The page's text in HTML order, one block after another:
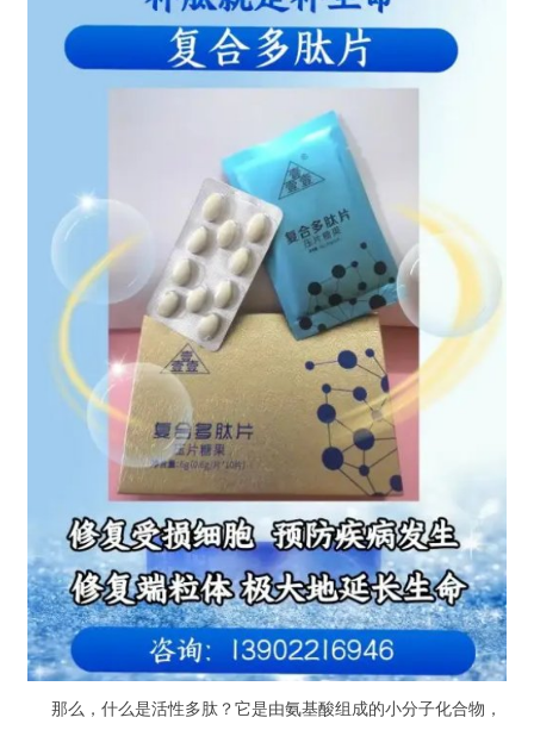
那么，什么是活性多肽？它是由氨基酸组成的小分子化合物，